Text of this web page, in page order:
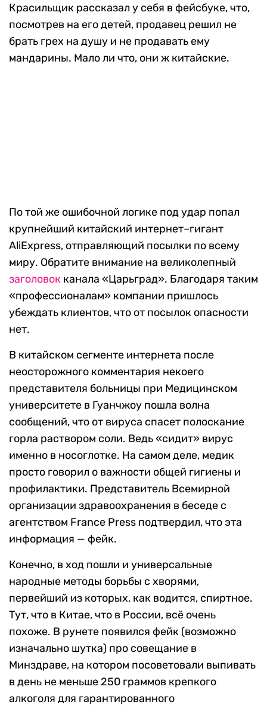
Красильщик рассказал у себя в фейсбуке, что,
посмотрев на его детей, продавец решил не
брать грех на душу и не продавать ему
мандарины. Мало ли что, они ж китайские.
По той же ошибочной логике под удар попал
крупнейший китайский интернет–гигант
AliExpress, отправляющий посылки по всему
миру. Обратите внимание на великолепный
заголовок канала «Царьград». Благодаря таким
«профессионалам» компании пришлось
убеждать клиентов, что от посылок опасности
нет.
В китайском сегменте интернета после
неосторожного комментария некоего
представителя больницы при Медицинском
университете в Гуанчжоу пошла волна
сообщений, что от вируса спасет полоскание
горла раствором соли. Ведь «сидит» вирус
именно в носоглотке. На самом деле, медик
просто говорил о важности общей гигиены и
профилактики. Представитель Всемирной
организации здравоохранения в беседе с
агентством France Press подтвердил, что эта
информация — фейк.
Конечно, в ход пошли и универсальные
народные методы борьбы с хворями,
первейший из которых, как водится, спиртное.
Тут, что в Китае, что в России, всё очень
похоже. В рунете появился фейк (возможно
изначально шутка) про совещание в
Минздраве, на котором посоветовали выпивать
в день не меньше 250 граммов крепкого
алкоголя для гарантированного